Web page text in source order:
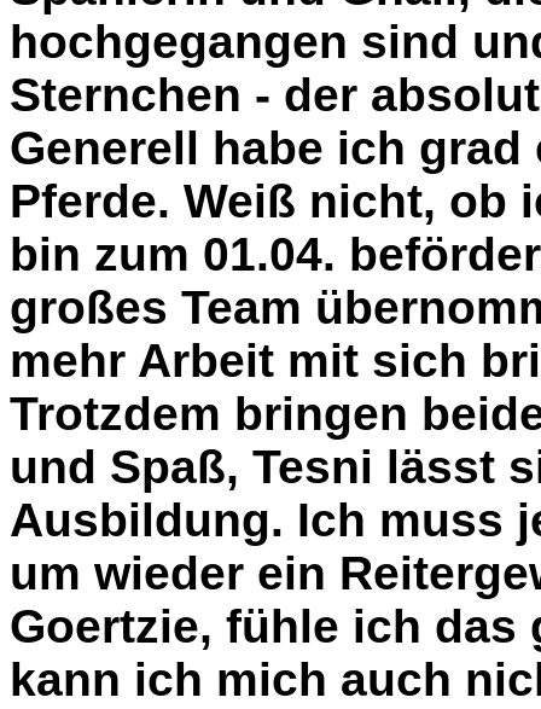
hochgegangen sind
Sternchen - der
Generell habe ich
Pferde. Weiß nicht, ob
bin zum 01.04.
großes Team
mehr Arbeit mit sich
Trotzdem bringen
und Spaß, Tesni lässt
Ausbildung. Ich muss
um wieder ein
Goertzie, fühle ich das
kann ich mich auch